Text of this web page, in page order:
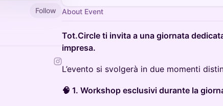
Follow
About Event
Tot.Circle ti invita a una giornata
impresa.
L’evento si svolgerà in due momenti
🧠 1. Workshop esclusivi durante la